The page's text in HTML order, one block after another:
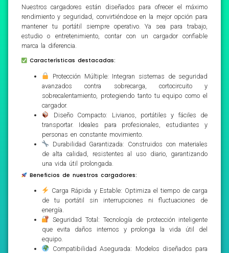
Nuestros cargadores están diseñados para ofrecer el máximo
rendimiento y seguridad, convirtiéndose en la mejor opción para
mantener tu portátil siempre operativo. Ya sea para trabajo,
estudio o entretenimiento, contar con un cargador confiable
marca la diferencia.
Características destacadas:
Protección Múltiple: Integran sistemas de seguridad
avanzados contra sobrecarga, cortocircuito y
sobrecalentamiento, protegiendo tanto tu equipo como el
cargador.
Diseño Compacto: Livianos, portátiles y fáciles de
transportar. Ideales para profesionales, estudiantes y
personas en constante movimiento.
Durabilidad Garantizada: Construidos con materiales
de alta calidad, resistentes al uso diario, garantizando
una vida útil prolongada.
Beneficios de nuestros cargadores:
Carga Rápida y Estable: Optimiza el tiempo de carga
de tu portátil sin interrupciones ni fluctuaciones de
energía.
Seguridad Total: Tecnología de protección inteligente
que evita daños internos y prolonga la vida útil del
equipo.
Compatibilidad Asegurada: Modelos diseñados para